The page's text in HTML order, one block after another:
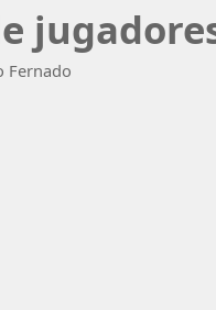
Fernado